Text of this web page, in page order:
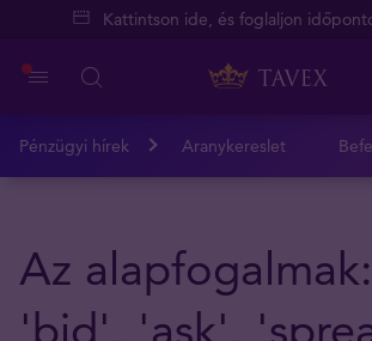
Kattintson ide, és foglaljon
Pénzügyi hírek Aranykereslet
Az
'bid', 'ask',